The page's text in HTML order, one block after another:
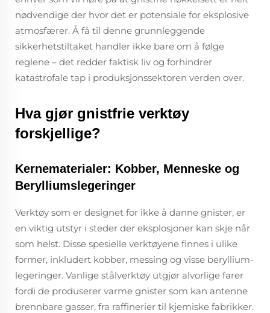
nødvendige der hvor det er potensiale for eksplosive
atmosfærer. Å få til denne grunnleggende
sikkerhetstiltaket handler ikke bare om å følge
reglene – det redder faktisk liv og forhindrer
katastrofale tap i produksjonssektoren verden over.
Hva gjør gnistfrie verktøy
forskjellige?
Kernematerialer: Kobber, Menneske og
Berylliumslegeringer
Verktøy som er designet for ikke å danne gnister, er
en viktig utstyr i steder der eksplosjoner kan skje når
som helst. Disse spesielle verktøyene finnes i ulike
former, inkludert kobber, messing og visse beryllium-
legeringer. Vanlige stålverktøy utgjør alvorlige farer
fordi de produserer varme gnister som kan antenne
brennbare gasser, fra raffinerier til kjemiske fabrikker.